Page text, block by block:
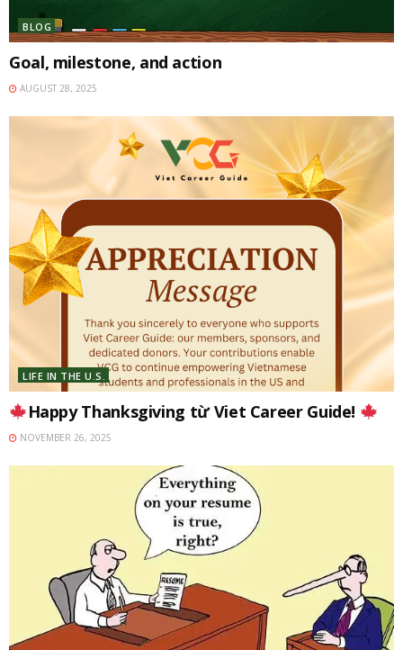
BLOG
Goal, milestone, and action
AUGUST 28, 2025
LIFE IN THE U.S.
Happy Thanksgiving từ Viet Career Guide!
NOVEMBER 26, 2025